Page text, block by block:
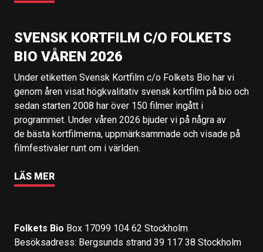
SVENSK KORTFILM C/O FOLKETS
BIO VÅREN 2026
Under etiketten Svensk Kortfilm c/o Folkets Bio har vi
genom åren visat högkvalitativ svensk kortfilm på bio och
sedan starten 2008 har över 150 filmer ingått i
programmet. Under våren 2026 bjuder vi på några av
de bästa kortfilmerna, uppmärksammade och visade på
filmfestivaler runt om i världen.
LÄS MER
Folkets Bio Box 17099 104 62 Stockholm
Besöksadress: Bergsunds strand 39 117 38 Stockholm